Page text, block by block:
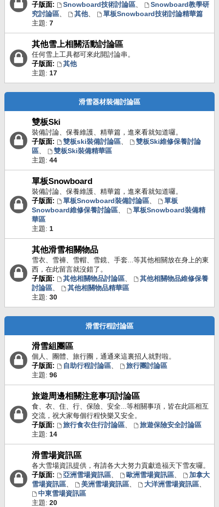
子版面:
Snowboard技術討論區、
Snowboard教學研
究討論區
其他、
單板Snowboard技術討論精華篇
主題: 7
其他雪上相關活動討論區
任何雪上工具都可來此開討論串。
子版面:
其他
主題: 17
滑雪器材裝備討論區
雙板Ski
裝備討論、保養維護、精華篇，進來看就知道囉。
子版面:
雙板ski裝備討論區、
雙板Ski維修保養討論
區
雙板Ski裝備精華區
主題: 44
單板Snowboard
裝備討論、保養維護、精華篇，進來看就知道囉。
子版面:
單板Snowboard裝備討論區、
單板
Snowboard維修保養討論區
單板Snowboard裝備精
華區
主題: 1
其他滑雪相關物品
雪衣、雪褲、雪帽、雪鏡、手套...等其他相關放在身上的東
西，在此留言就沒錯了。
子版面:
其他相關物品討論區、
其他相關物品維修保養
討論區
其他相關物品精華區
主題: 30
滑雪行程討論區
滑雪組團區
個人、團體、旅行團，通通來這裏招人就對啦。
子版面:
自助行程討論區、
旅行團討論區
主題: 96
旅遊周邊相關注意事項討論區
食、衣、住、行、保險、安全...等相關事項，皆在此區相互
交流，祝大家每個行程快樂又安全。
子版面:
旅行食衣住行討論區、
旅遊保險安全討論區
主題: 14
滑雪場資訊區
各大雪場資訊提供，有請各大大努力貢獻造福天下雪友囉。
子版面:
亞洲雪場資訊區、 歐洲雪場資訊區、
加拿大
雪場資訊區
美洲雪場資訊區、 大洋洲雪場資訊區、
中東雪場資訊區
主題: 20